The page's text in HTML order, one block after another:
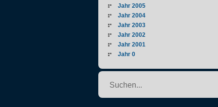
Jahr 2005
Jahr 2004
Jahr 2003
Jahr 2002
Jahr 2001
Jahr 0